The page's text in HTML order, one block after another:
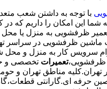
با توجه به داشتن شعب
شما این امکان را داریم که در
ظرفشویی به منزل یا محل
ماشین ظرفشویی در سراسر
سرویس کار به منزل و محل
ظرفشویی،تعمیرات تخصصی و
تهران.کلیه مناطق تهران و
حرفه ای.گارانتی